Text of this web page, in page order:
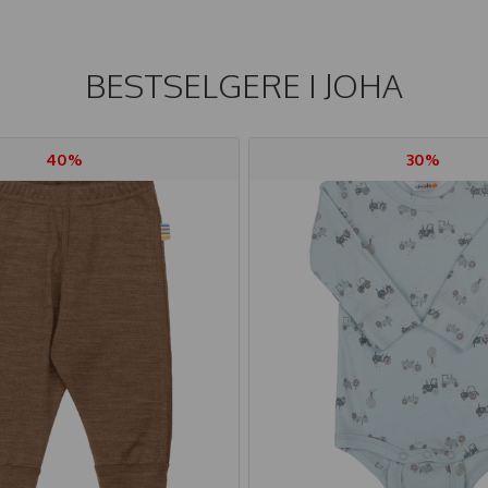
BESTSELGERE I JOHA
40% 30%